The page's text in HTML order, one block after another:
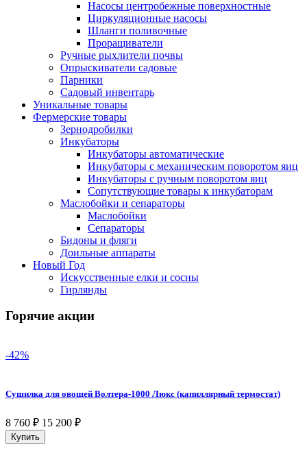
Насосы центробежные поверхностные
Циркуляционные насосы
Шланги поливочные
Проращиватели
Ручные рыхлители почвы
Опрыскиватели садовые
Парники
Садовый инвентарь
Уникальные товары
Фермерские товары
Зернодробилки
Инкубаторы
Инкубаторы автоматические
Инкубаторы с механическим поворотом яиц
Инкубаторы с ручным поворотом яиц
Сопутствующие товары к инкубаторам
Маслобойки и сепараторы
Маслобойки
Сепараторы
Бидоны и фляги
Доильные аппараты
Новый Год
Искусственные елки и сосны
Гирлянды
Горячие акции
-42%
Сушилка для овощей Волтера-1000 Люкс (капиллярный термостат)
8 760 ₽ 15 200 ₽
Купить